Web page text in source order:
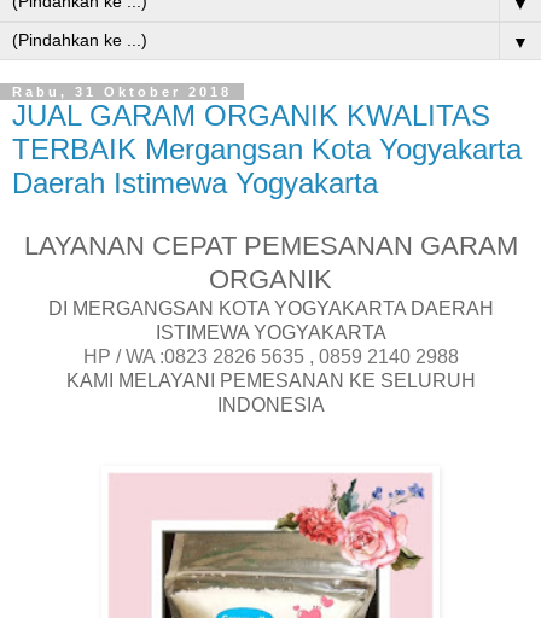
▼
Rabu, 31 Oktober 2018
JUAL GARAM ORGANIK KWALITAS
TERBAIK Mergangsan Kota Yogyakarta
Daerah Istimewa Yogyakarta
LAYANAN CEPAT PEMESANAN GARAM
ORGANIK
DI MERGANGSAN KOTA YOGYAKARTA DAERAH
ISTIMEWA YOGYAKARTA
HP / WA :0823 2826 5635 , 0859 2140 2988
KAMI MELAYANI PEMESANAN KE SELURUH
INDONESIA